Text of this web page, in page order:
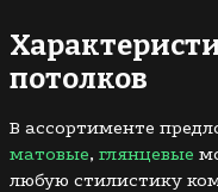
потолков
В ассортименте
матовые, глянцевые
любую стилистику